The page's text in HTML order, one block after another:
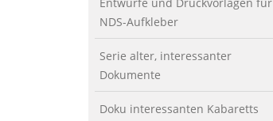
NDS-Aufkleber
Serie alter, interessanter
Dokumente
Doku interessanten Kabaretts